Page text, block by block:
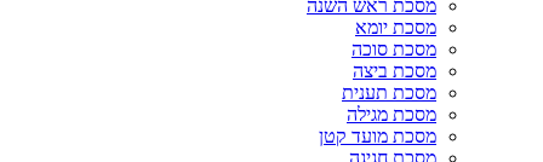
מסכת ראש השנה
מסכת יומא
מסכת סוכה
מסכת ביצה
מסכת תענית
מסכת מגילה
מסכת מועד קטן